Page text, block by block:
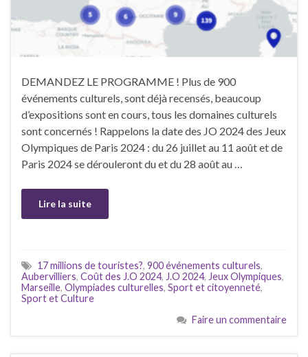
DEMANDEZ LE PROGRAMME ! Plus de 900
événements culturels, sont déjà recensés, beaucoup
d’expositions sont en cours, tous les domaines culturels
sont concernés ! Rappelons la date des JO 2024 des Jeux
Olympiques de Paris 2024 : du 26 juillet au 11 août et de
Paris 2024 se dérouleront du et du 28 août au …
Lire la suite
17 millions de touristes?, 900 événements culturels,
Aubervilliers, Coût des J.O 2024, J.O 2024, Jeux Olympiques,
Marseille, Olympiades culturelles, Sport et citoyenneté,
Sport et Culture
Faire un commentaire